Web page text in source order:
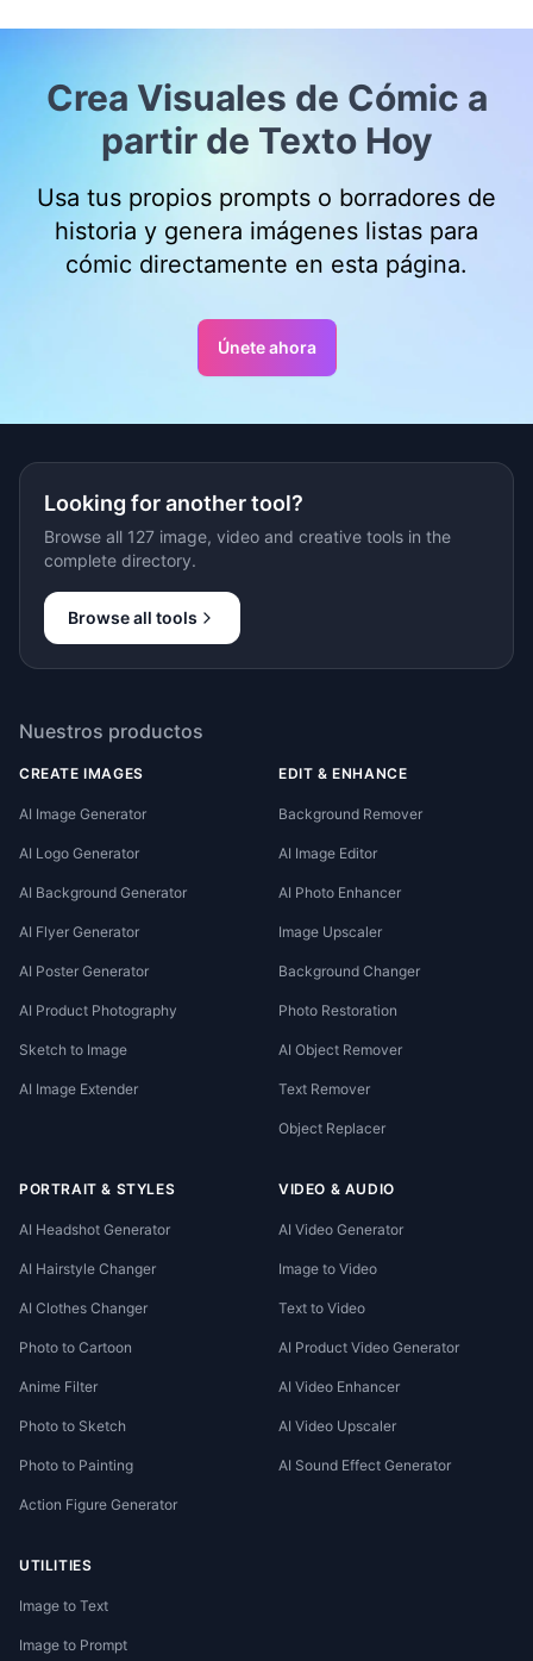
Crea Visuales de Cómic a
partir de Texto Hoy
Usa tus propios prompts o borradores de
historia y genera imágenes listas para
cómic directamente en esta página.
Únete ahora
Looking for another tool?
Browse all 127 image, video and creative tools in the
complete directory.
Browse all tools
Nuestros productos
CREATE IMAGES
AI Image Generator
AI Logo Generator
AI Background Generator
AI Flyer Generator
AI Poster Generator
AI Product Photography
Sketch to Image
AI Image Extender
EDIT & ENHANCE
Background Remover
AI Image Editor
AI Photo Enhancer
Image Upscaler
Background Changer
Photo Restoration
AI Object Remover
Text Remover
Object Replacer
PORTRAIT & STYLES
AI Headshot Generator
AI Hairstyle Changer
AI Clothes Changer
Photo to Cartoon
Anime Filter
Photo to Sketch
Photo to Painting
Action Figure Generator
VIDEO & AUDIO
AI Video Generator
Image to Video
Text to Video
AI Product Video Generator
AI Video Enhancer
AI Video Upscaler
AI Sound Effect Generator
UTILITIES
Image to Text
Image to Prompt